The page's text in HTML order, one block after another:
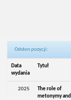
Odsłon pozycji:
Data
wydania
Tytuł
2025
The role of
metonymy and